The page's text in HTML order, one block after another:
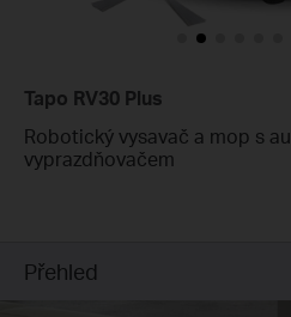
Tapo RV30 Plus
Robotický vysavač a mop s
vyprazdňovačem
Přehled